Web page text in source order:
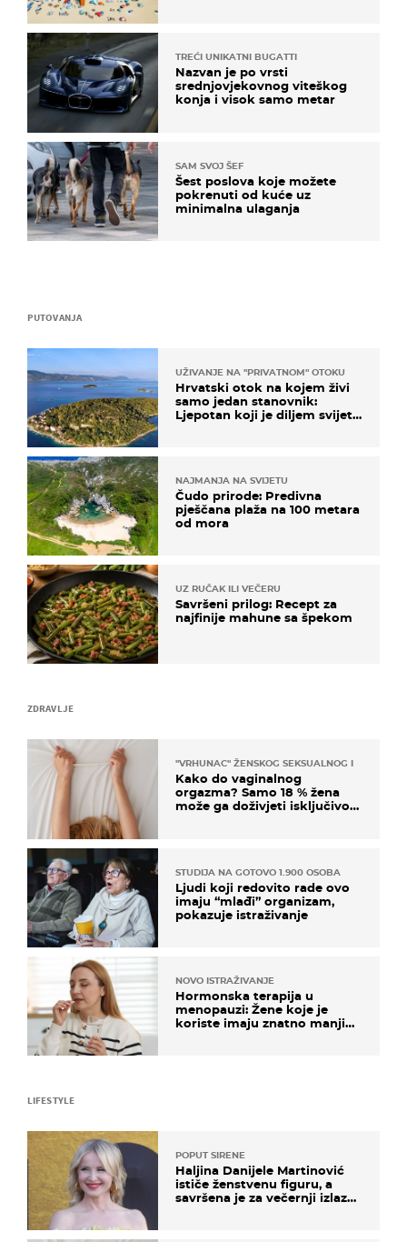
ZDRAVLJE
"VRHUNAC" ŽENSKOG SEKSUALNOG ISKUSTVA
Kako do vaginalnog
orgazma? Samo 18 % žena
može ga doživjeti isključivo
STUDIJA NA GOTOVO 1.900 OSOBA
Ljudi koji redovito rade ovo
imaju “mlađi” organizam,
pokazuje istraživanje
NOVO ISTRAŽIVANJE
Hormonska terapija u
menopauzi: Žene koje je
koriste imaju znatno manji
PUTOVANJA
UŽIVANJE NA "PRIVATNOM" OTOKU
Hrvatski otok na kojem živi
samo jedan stanovnik:
Ljepotan koji je diljem svijeta
NAJMANJA NA SVIJETU
Čudo prirode: Predivna
pješčana plaža na 100 metara
od mora
UZ RUČAK ILI VEČERU
Savršeni prilog: Recept za
najfinije mahune sa špekom
TREĆI UNIKATNI BUGATTI
Nazvan je po vrsti
srednjovjekovnog viteškog
konja i visok samo metar
SAM SVOJ ŠEF
Šest poslova koje možete
pokrenuti od kuće uz
minimalna ulaganja
LIFESTYLE
POPUT SIRENE
Haljina Danijele Martinović
ističe ženstvenu figuru, a
savršena je za večernji izlazak